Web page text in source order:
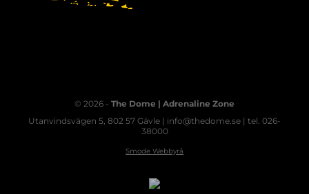
© 2026 - The Dome | Adrenaline Zone
Utanvindsvägen 5, 802 57 Gävle | info@thedome.se | tel. 026-
38000
Smode Webbyrå